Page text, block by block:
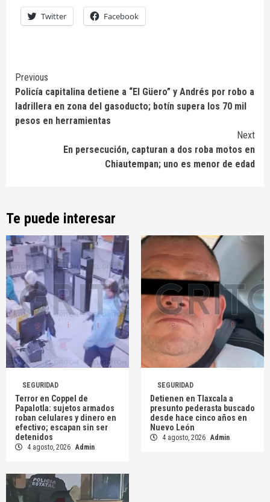
Twitter Facebook
Continue
Reading
Previous
Policía capitalina detiene a “El Güero” y Andrés por robo a
ladrillera en zona del gasoducto; botín supera los 70 mil
pesos en herramientas
Next
En persecución, capturan a dos roba motos en
Chiautempan; uno es menor de edad
Te puede interesar
SEGURIDAD
Terror en Coppel de
Papalotla: sujetos armados
roban celulares y dinero en
efectivo; escapan sin ser
detenidos
4 agosto, 2026 Admin
SEGURIDAD
Detienen en Tlaxcala a
presunto pederasta buscado
desde hace cinco años en
Nuevo León
4 agosto, 2026 Admin